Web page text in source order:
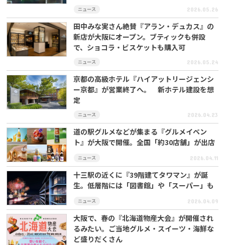
ニュース 2026.05.26
田中みな実さん絶賛『アラン・デュカス』の
新店が大阪にオープン。ブティックも併設
で、ショコラ・ビスケットも購入可
ニュース 2026.05.24
京都の高級ホテル『ハイアットリージェンシ
ー京都』が営業終了へ。 新ホテル建設を想
定
ニュース 2026.04.23
道の駅グルメなどが集まる『グルメイベン
ト』が大阪で開催。全国「約30店舗」が出店
ニュース 2026.04.11
十三駅の近くに『39階建てタワマン』が誕
生。低層階には「図書館」や「スーパー」も
ニュース 2026.04.09
大阪で、春の『北海道物産大会』が開催され
るみたい。ご当地グルメ・スイーツ・海鮮な
ど盛りだくさん